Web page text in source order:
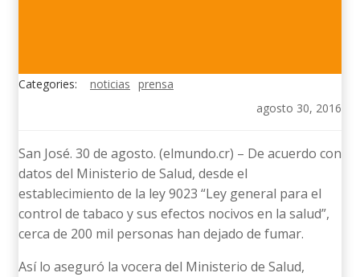
Categories: noticias prensa
agosto 30, 2016
San José. 30 de agosto. (elmundo.cr) – De acuerdo con
datos del Ministerio de Salud, desde el
establecimiento de la ley 9023 “Ley general para el
control de tabaco y sus efectos nocivos en la salud”,
cerca de 200 mil personas han dejado de fumar.
Así lo aseguró la vocera del Ministerio de Salud,